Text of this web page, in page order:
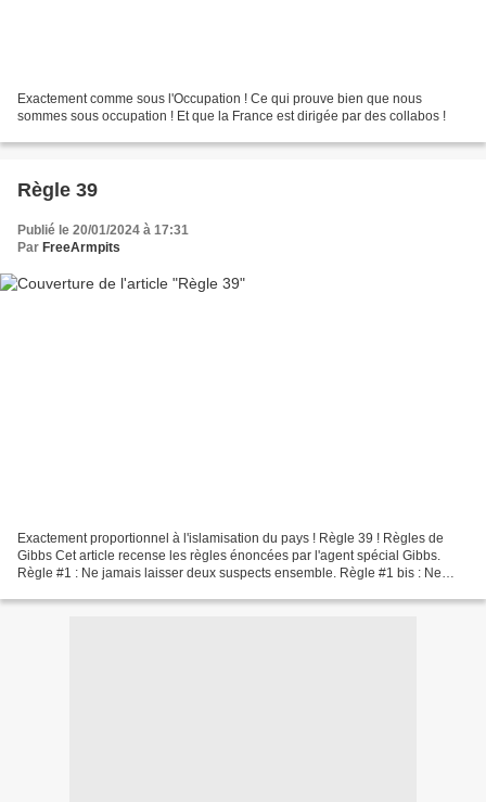
Exactement comme sous l'Occupation ! Ce qui prouve bien que nous
sommes sous occupation ! Et que la France est dirigée par des collabos !
Règle 39
Publié le 20/01/2024 à 17:31
Par FreeArmpits
Exactement proportionnel à l'islamisation du pays ! Règle 39 ! Règles de
Gibbs Cet article recense les règles énoncées par l'agent spécial Gibbs.
Règle #1 : Ne jamais laisser deux suspects ensemble. Règle #1 bis : Ne